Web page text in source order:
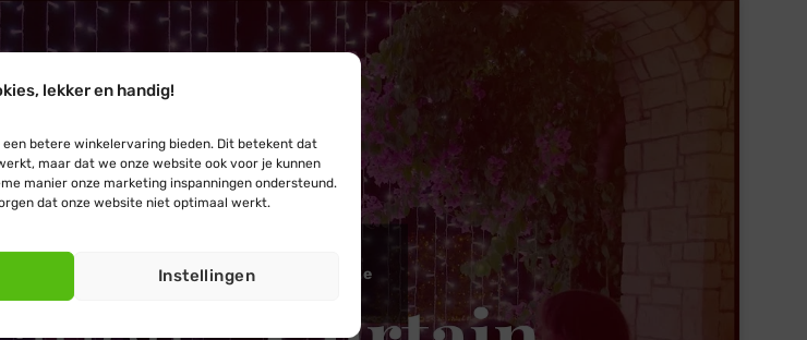
lekker en handig!
een betere winkelervaring bieden. Dit betekent dat
maar dat we onze website ook voor je kunnen
manier onze marketing inspanningen ondersteund.
dat onze website niet optimaal werkt.
Instellingen
accepteren en deze inhoud in te